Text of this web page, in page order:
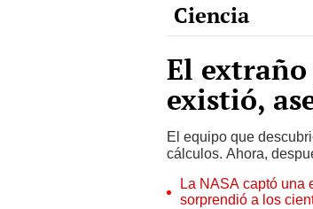
Ciencia
El
existió,
El equipo que
cálculos. Ahora,
La NASA captó una
sorprendió a los